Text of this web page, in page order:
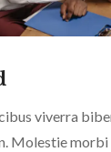
viverra
Molestie morbi